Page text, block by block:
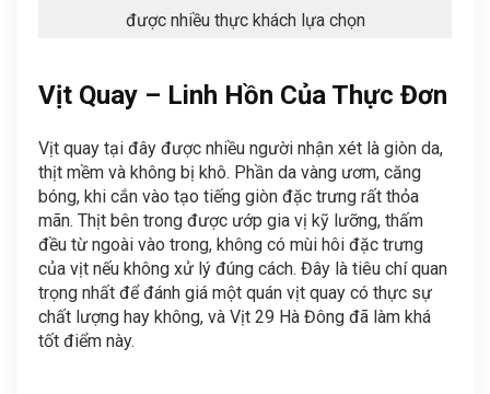
được nhiều thực khách lựa chọn
Vịt Quay – Linh Hồn Của Thực Đơn
Vịt quay tại đây được nhiều người nhận xét là giòn da,
thịt mềm và không bị khô. Phần da vàng ươm, căng
bóng, khi cắn vào tạo tiếng giòn đặc trưng rất thỏa
mãn. Thịt bên trong được ướp gia vị kỹ lưỡng, thấm
đều từ ngoài vào trong, không có mùi hôi đặc trưng
của vịt nếu không xử lý đúng cách. Đây là tiêu chí quan
trọng nhất để đánh giá một quán vịt quay có thực sự
chất lượng hay không, và Vịt 29 Hà Đông đã làm khá
tốt điểm này.